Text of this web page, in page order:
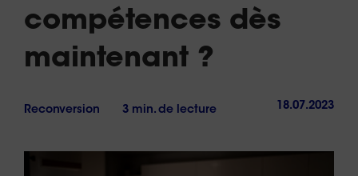
compétences dès
maintenant ?
Reconversion 3 min. de lecture 18.07.2023